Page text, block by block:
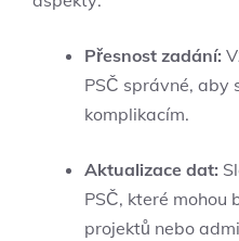
Přesnost zadání:
PSČ správné, aby
komplikacím.
Aktualizace dat:
PSČ, které mohou
projektů nebo